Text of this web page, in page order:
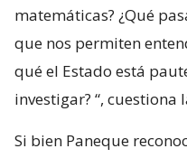
matemáticas? ¿Qué
que nos permiten
qué el Estado está
investigar? “, cuestiona
Si bien Paneque